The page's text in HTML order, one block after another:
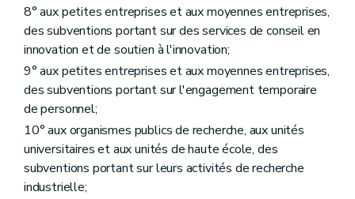
8° aux petites entreprises et aux moyennes entreprises,
des subventions portant sur des services de conseil en
innovation et de soutien à l'innovation;
9° aux petites entreprises et aux moyennes entreprises,
des subventions portant sur l'engagement temporaire
de personnel;
10° aux organismes publics de recherche, aux unités
universitaires et aux unités de haute école, des
subventions portant sur leurs activités de recherche
industrielle;